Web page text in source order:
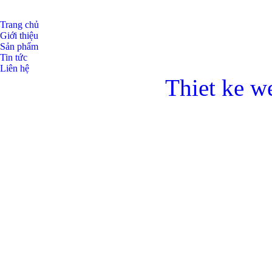
Trang chủ
Giới thiệu
Sản phẩm
Tin tức
Liên hệ
Thiet ke